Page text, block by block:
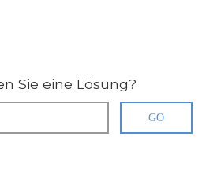
Sie eine Lösung?